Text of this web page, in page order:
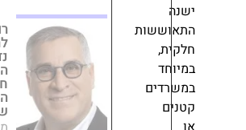
חדשות
מערכת זירת
הנדל״ן
26.03
פרויקט BRAVO
ברמת אפעל